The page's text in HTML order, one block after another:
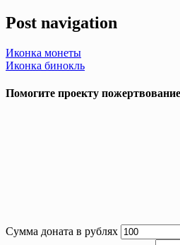
Post navigation
Иконка монеты
Иконка бинокль
Помогите проекту
Сумма доната в рублях